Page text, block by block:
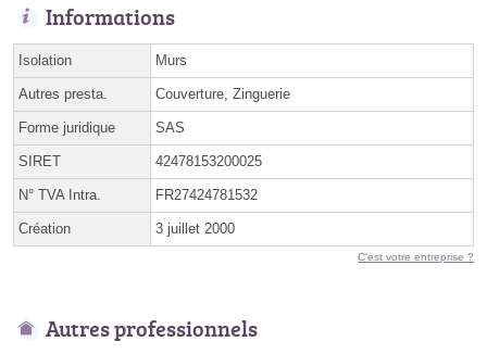
Informations
Isolation Murs
Autres presta. Couverture, Zinguerie
Forme juridique SAS
SIRET 42478153200025
N° TVA Intra. FR27424781532
Création 3 juillet 2000
C'est votre entreprise ?
Autres professionnels